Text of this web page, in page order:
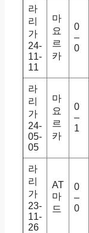
라
리
가
24-
11-
11
마
요
르
카
0
–
0
라
리
가
24-
05-
05
마
요
르
카
0
–
1
라
리
가
23-
11-
26
AT
마
드
0
–
0